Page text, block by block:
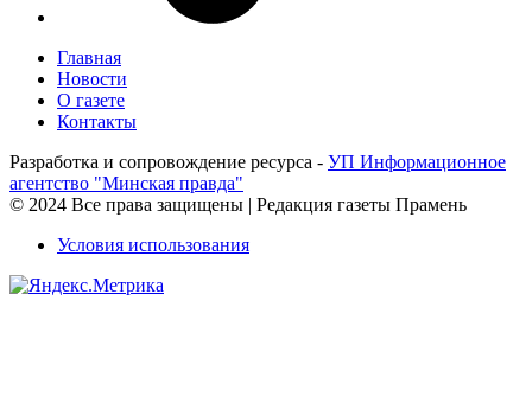
Главная
Новости
О газете
Контакты
Разработка и сопровождение ресурса - УП Информационное
агентство "Минская правда"
© 2024 Все права защищены | Редакция газеты Прамень
Условия использования